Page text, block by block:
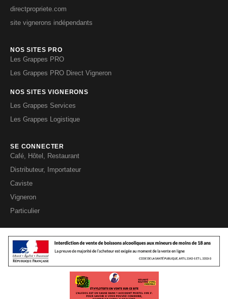
directpropriete.com
site vignerons indépendants
NOS SITES PRO
Les Grappes PRO
Les Grappes PRO Direct Vigneron
NOS SITES VIGNERONS
Les Grappes Services
Les Grappes Logistique
SE CONNECTER
Café, Hôtel, Restaurant
Distributeur, Importateur
Caviste
Vigneron
Particulier